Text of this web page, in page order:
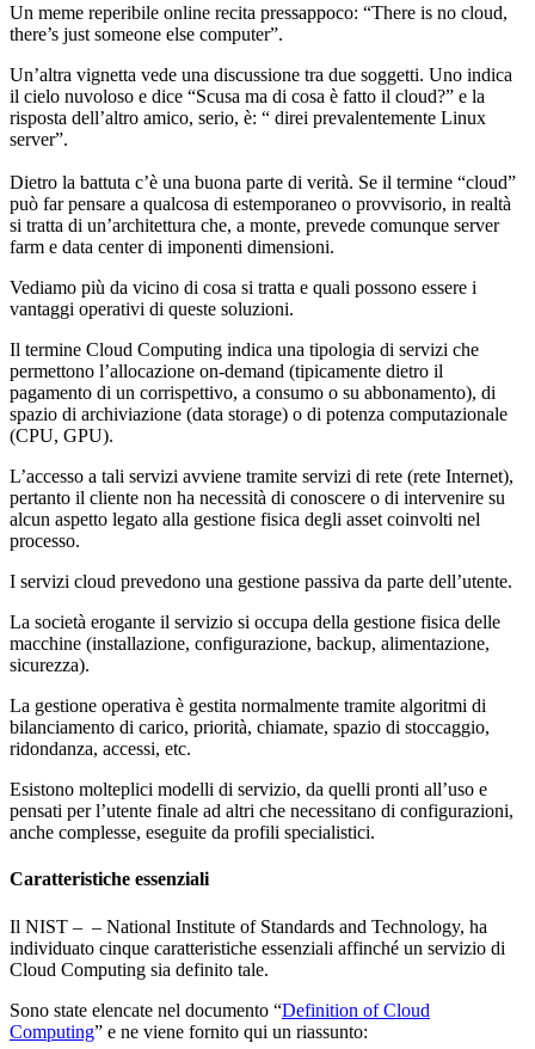
Un meme reperibile online recita pressappoco: “There is no cloud,
there’s just someone else computer”.
Un’altra vignetta vede una discussione tra due soggetti. Uno indica
il cielo nuvoloso e dice “Scusa ma di cosa è fatto il cloud?” e la
risposta dell’altro amico, serio, è: “ direi prevalentemente Linux
server”.
Dietro la battuta c’è una buona parte di verità. Se il termine “cloud”
può far pensare a qualcosa di estemporaneo o provvisorio, in realtà
si tratta di un’architettura che, a monte, prevede comunque server
farm e data center di imponenti dimensioni.
Vediamo più da vicino di cosa si tratta e quali possono essere i
vantaggi operativi di queste soluzioni.
Il termine Cloud Computing indica una tipologia di servizi che
permettono l’allocazione on-demand (tipicamente dietro il
pagamento di un corrispettivo, a consumo o su abbonamento), di
spazio di archiviazione (data storage) o di potenza computazionale
(CPU, GPU).
L’accesso a tali servizi avviene tramite servizi di rete (rete Internet),
pertanto il cliente non ha necessità di conoscere o di intervenire su
alcun aspetto legato alla gestione fisica degli asset coinvolti nel
processo.
I servizi cloud prevedono una gestione passiva da parte dell’utente.
La società erogante il servizio si occupa della gestione fisica delle
macchine (installazione, configurazione, backup, alimentazione,
sicurezza).
La gestione operativa è gestita normalmente tramite algoritmi di
bilanciamento di carico, priorità, chiamate, spazio di stoccaggio,
ridondanza, accessi, etc.
Esistono molteplici modelli di servizio, da quelli pronti all’uso e
pensati per l’utente finale ad altri che necessitano di configurazioni,
anche complesse, eseguite da profili specialistici.
Caratteristiche essenziali
Il NIST – – National Institute of Standards and Technology, ha
individuato cinque caratteristiche essenziali affinché un servizio di
Cloud Computing sia definito tale.
Sono state elencate nel documento “Definition of Cloud
Computing” e ne viene fornito qui un riassunto: